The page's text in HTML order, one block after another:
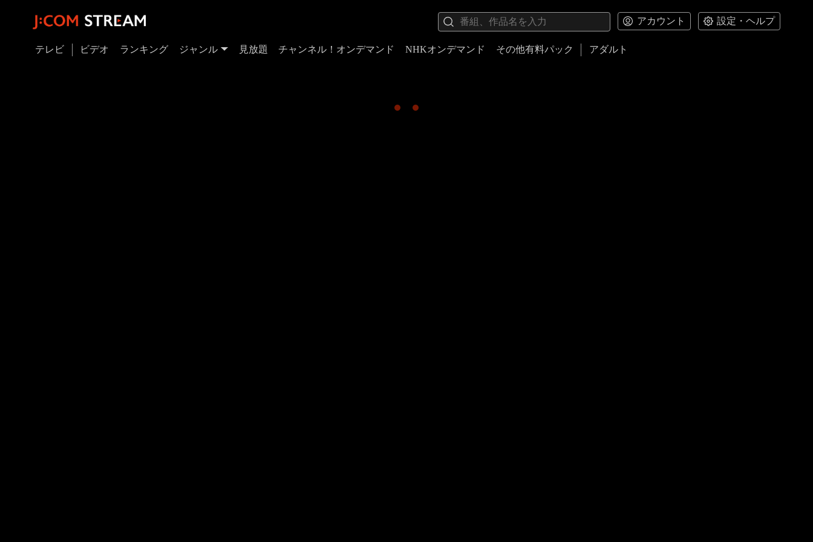
アカウント 設定・ヘルプ
テレビ ビデオ ランキング ジャンル 見放題 チャンネル！オンデマンド NHKオンデマンド その他有料パック アダルト